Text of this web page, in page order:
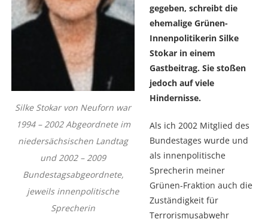
Silke Stokar von Neuforn war
1994 – 2002 Abgeordnete im
niedersächsischen Landtag
und 2002 – 2009
Bundestagsabgeordnete,
jeweils innenpolitische
Sprecherin
gegeben, schreibt die
ehemalige Grünen-
Innenpolitikerin Silke
Stokar in einem
Gastbeitrag. Sie stoßen
jedoch auf viele
Hindernisse.
Als ich 2002 Mitglied des
Bundestages wurde und
als innenpolitische
Sprecherin meiner
Grünen-Fraktion auch die
Zuständigkeit für
Terrorismusabwehr